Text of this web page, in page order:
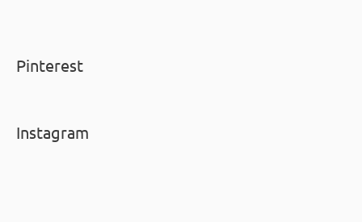
Pinterest
Instagram